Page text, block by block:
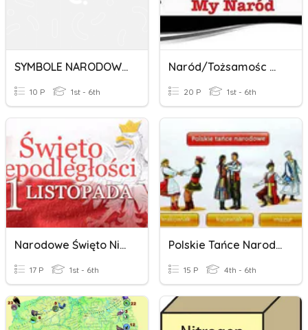
SYMBOLE NARODOWE - LEKCJA WYCHOWAWCZA
10 P 1st - 6th
Naród/tożsamośc Narodowa/mniejszości Narodowe
20 P 1st - 6th
Narodowe Święto Niepodległości
17 P 1st - 6th
Polskie Tańce Narodowe - Klasa IV
15 P 4th - 6th